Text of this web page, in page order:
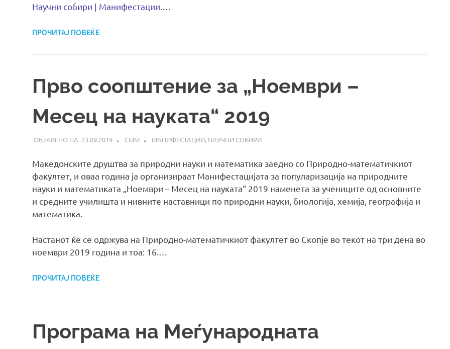
Научни собири | Манифестации
ПРОЧИТАЈ ПОВЕЌЕ
Прво соопштение за „Ноември –
Месец на науката“ 2019
23.09.2019 СММ МАНИФЕСТАЦИИ, НАУЧНИ СОБИРИ
Македонските друштва за природни науки и математика заедно со Природно-математичкиот
факултет, и оваа година ја организираат Манифестацијата за популаризација на природните
науки и математиката „Ноември – Месец на науката“ 2019 наменета за учениците од основните
и средните училишта и нивните наставници по природни науки, биологија, хемија, географија и
математика.
Настанот ќе се одржува на Природно-математичкиот факултет во Скопје во текот на три дена во
ноември 2019 година и тоа: 16.…
ПРОЧИТАЈ ПОВЕЌЕ
Програма на Меѓународната